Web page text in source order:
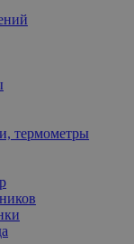
термометры